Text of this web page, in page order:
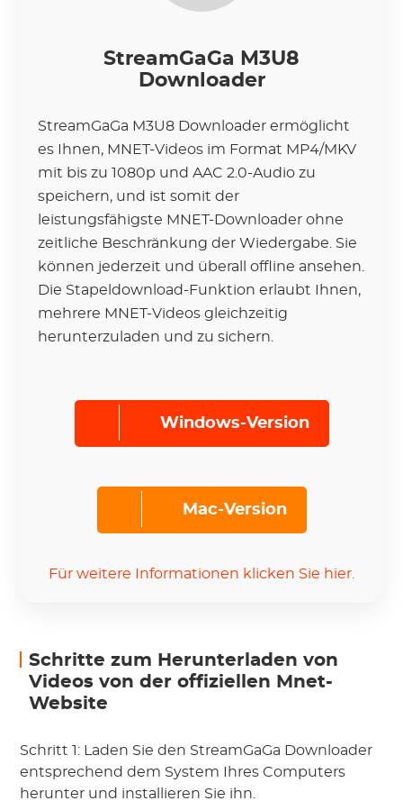
StreamGaGa M3U8
Downloader
StreamGaGa M3U8 Downloader ermöglicht
es Ihnen, MNET-Videos im Format MP4/MKV
mit bis zu 1080p und AAC 2.0-Audio zu
speichern, und ist somit der
leistungsfähigste MNET-Downloader ohne
zeitliche Beschränkung der Wiedergabe. Sie
können jederzeit und überall offline ansehen.
Die Stapeldownload-Funktion erlaubt Ihnen,
mehrere MNET-Videos gleichzeitig
herunterzuladen und zu sichern.
Windows-Version
Mac-Version
Für weitere Informationen klicken Sie hier.
Schritte zum Herunterladen von
Videos von der offiziellen Mnet-
Website
Schritt 1: Laden Sie den StreamGaGa Downloader
entsprechend dem System Ihres Computers
herunter und installieren Sie ihn.